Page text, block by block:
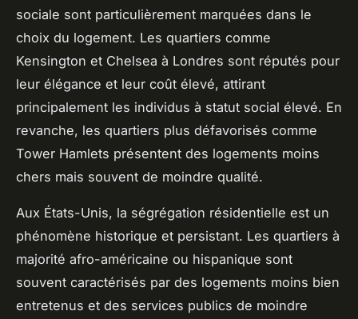
sociale sont particulièrement marquées dans le
choix du logement. Les quartiers comme
Kensington et Chelsea à Londres sont réputés pour
leur élégance et leur coût élevé, attirant
principalement les individus à statut social élevé. En
revanche, les quartiers plus défavorisés comme
Tower Hamlets présentent des logements moins
chers mais souvent de moindre qualité.
Aux États-Unis, la ségrégation résidentielle est un
phénomène historique et persistant. Les quartiers à
majorité afro-américaine ou hispanique sont
souvent caractérisés par des logements moins bien
entretenus et des services publics de moindre